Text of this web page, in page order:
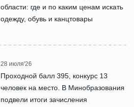
области: где и по каким ценам искать
одежду, обувь и канцтовары
28 июля'26
Проходной балл 395, конкурс 13
человек на место. В Минобразования
подвели итоги зачисления